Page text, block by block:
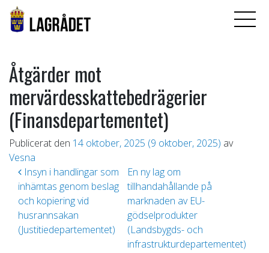
Åtgärder mot
mervärdesskattebedrägerier
(Finansdepartementet)
Publicerat den 14 oktober, 2025 (9 oktober, 2025) av
Vesna
Inläggsnavigering
Insyn i handlingar som
inhämtas genom beslag
och kopiering vid
husrannsakan
(Justitiedepartementet)
En ny lag om
tillhandahållande på
marknaden av EU-
gödselprodukter
(Landsbygds- och
infrastrukturdepartementet)